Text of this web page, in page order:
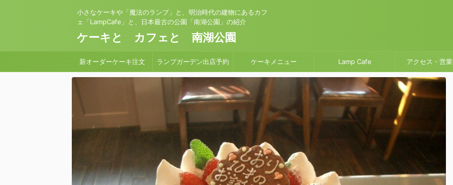
小さなケーキや「魔法のランプ」と、明治時代の建物にあるカフ
ェ「LampCafe」と、日本最古の公園「南湖公園」の紹介
ケーキと カフェと 南湖公園
新オーダーケーキ注文 ランプガーデン出店予約 ケーキメニュー Lamp Cafe アクセス・営